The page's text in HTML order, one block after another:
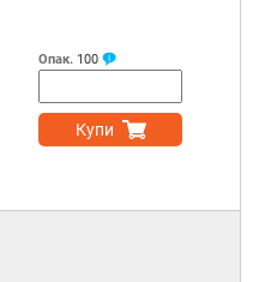
Опак. 100
Купи